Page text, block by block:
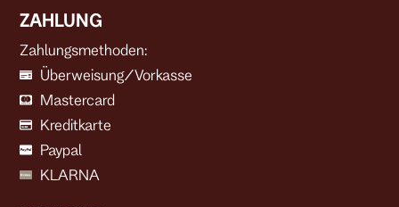
ZAHLUNG
Zahlungsmethoden:
Überweisung/Vorkasse
Mastercard
Kreditkarte
Paypal
KLARNA